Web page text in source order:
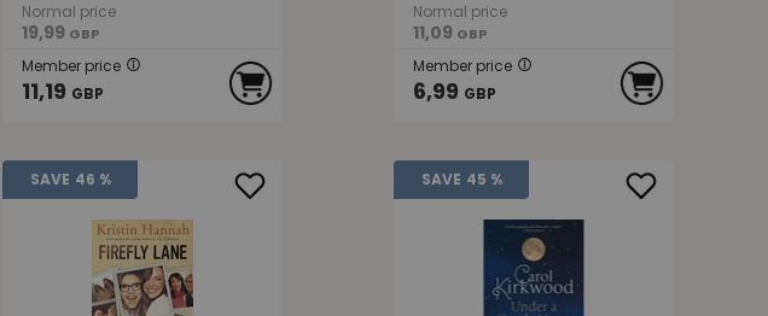
Normal price
19,99 GBP
Member price
11,19 GBP
Normal price
11,09 GBP
Member price
6,99 GBP
SAVE 46 % SAVE 45 %